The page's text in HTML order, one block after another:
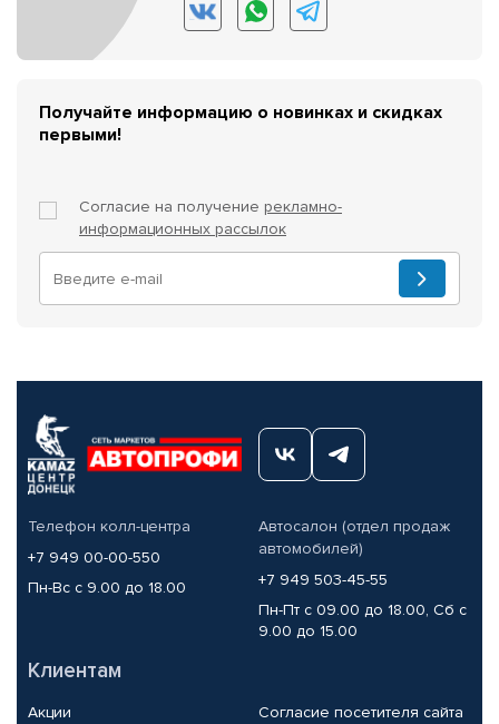
Получайте информацию о новинках и скидках
первыми!
Согласие на получение рекламно-
информационных рассылок
Телефон колл-центра
+7 949 00-00-550
Пн-Вс с 9.00 до 18.00
Автосалон (отдел продаж
автомобилей)
+7 949 503-45-55
Пн-Пт с 09.00 до 18.00, Сб с
9.00 до 15.00
Клиентам
Акции Согласие посетителя сайта